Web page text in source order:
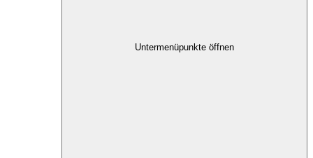
Untermenüpunkte öffnen